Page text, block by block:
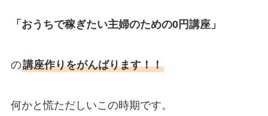
「おうちで稼ぎたい主婦のための0円講座」
の講座作りをがんばります！！
何かと慌ただしいこの時期です。